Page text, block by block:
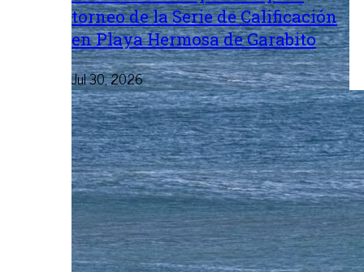
torneo de la Serie de Calificación
en Playa Hermosa de Garabito
Jul 30, 2026